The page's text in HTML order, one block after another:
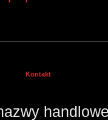
Kontakt